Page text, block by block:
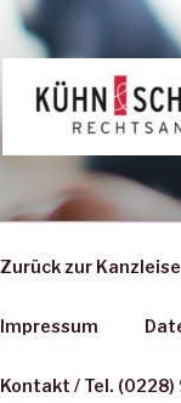
Zurück zur
Impressum
Kontakt / Tel.